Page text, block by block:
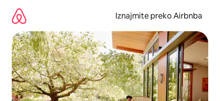
sadržaj
Iznajmite preko Airbnba